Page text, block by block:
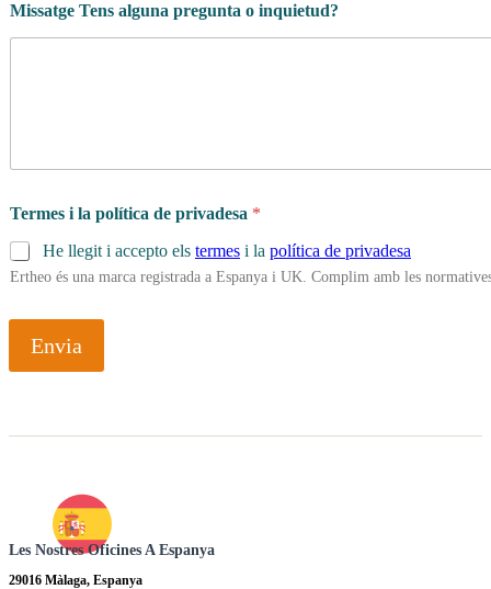
Missatge Tens alguna pregunta o inquietud?
Termes i la política de privadesa *
He llegit i accepto els termes i la política de privadesa
Ertheo és una marca registrada a Espanya i UK. Complim amb les
Envia
Les Nostres Oficines A Espanya
29016 Màlaga, Espanya